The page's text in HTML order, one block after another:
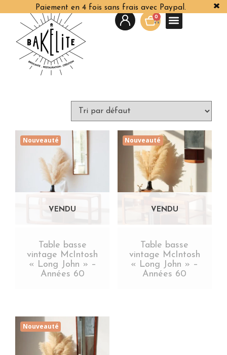
Paiement en 4 fois sans frais avec Paypal.
0
Nouveauté
Table basse
vintage McIntosh
« Long John » –
Années 60
Nouveauté
Table basse
vintage McIntosh
« Long John » –
Années 60
Nouveauté